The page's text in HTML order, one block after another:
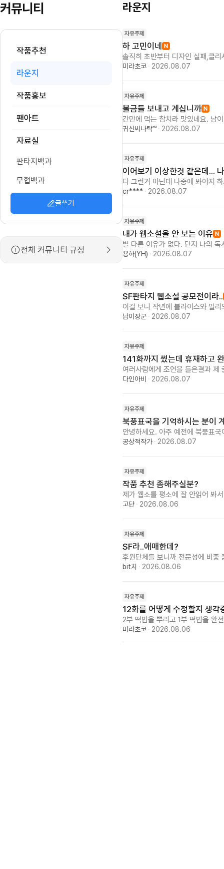
커뮤니티
작품추천
라운지
작품홍보
팬아트
자료실
판타지백과
무협백과
글쓰기
전체 커뮤니티 규정
라운지
자유주제
하 고민이네
솔직히 초반부터 디자인 실패,클
사 심하고 보거나 공감해주는 사
미라초코 · 2026.08.07
자유주제
불금들 보내고 계십니까
간만에 먹는 참치라 맛있네요. 남
다. 헤헷. 글이야 내일의 내가 쓰
귀신씨나락™ · 2026.08.07
자유주제
이어보기 이상한것 같은데...
다 그런거 아닌데 나중에 봐야지
보기가 이어보기 누르면 바로 되
cr**** · 2026.08.07
자유주제
내가 웹소설을 안 보는 이유
별 다른 이유가 없다. 단지 나의
아예 손을 안댄다. 그러면 완결된
고 드라마 작가 수준 이상이다. 다
용하(YH) · 2026.08.07
자유주제
SF판타지 웹소설 공모전이라..
이걸 보니 작년에 블라이스와 밀
조회수로 경쟁하다 사흘 전에 갑
항의 댓글을 다른 댓글로 밀어내
고 밀리의 서재로 들어가는 모양
기 때문입니다. 그때도 대전시청
무 나간 것 같기도 합니다만 그래
남이장군 · 2026.08.07
자유주제
141화까지 썼는데 휴재하고
여러사람에게 조언을 들은결과 제
볼 흥미를 위해 사건이 터지는걸
고를 할지 고민입니다
다인아비 · 2026.08.07
자유주제
북풍표국을 기억하시는 분이
안녕하세요. 아주 예전에 북풍표
아직도 생생하게 기억납니다. 어
공상적작가 · 2026.08.07
자유주제
작품 추천 좀해주실분?
제가 웹소를 평소에 잘 안읽어 봐
고단 · 2026.08.06
자유주제
SF라..애매한데?
후원단체들 보니까 전문성에 비
혹시 유명한 SF 작품들 있으면 추
bit치 · 2026.08.06
자유주제
12화를 어떻게 수정할지 생각
2부 떡밥을 뿌리고 1부 떡밥을 완
~ 공모전은...지금 과거 스토리를
미라초코 · 2026.08.06